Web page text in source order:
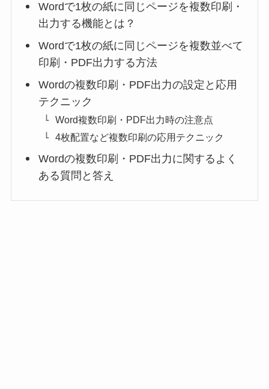
Wordで1枚の紙に同じページを複数印刷・
出力する機能とは？
Wordで1枚の紙に同じページを複数並べて
印刷・PDF出力する方法
Wordの複数印刷・PDF出力の設定と応用
テクニック
Word複数印刷・PDF出力時の注意点
4枚配置など複数印刷の応用テクニック
Wordの複数印刷・PDF出力に関するよく
ある質問と答え